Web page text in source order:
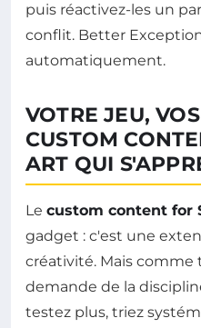
puis réactivez-les un
conflit. Better
automatiquement.
VOTRE JEU,
CUSTOM
ART QUI
Le custom content for
gadget : c'est une
créativité. Mais comme
demande de la
testez plus, triez